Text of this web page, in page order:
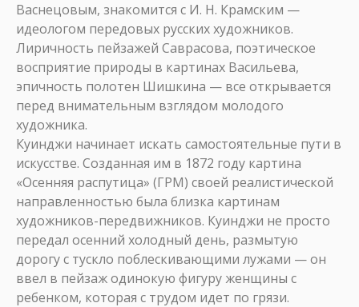
Васнецовым, знакомится с И. Н. Крамским —
идеологом передовых русских художников.
Лиричность пейзажей Саврасова, поэтическое
восприятие природы в картинах Васильева,
эпичность полотен Шишкина — все открывается
перед внимательным взглядом молодого
художника.
Куинджи начинает искать самостоятельные пути в
искусстве. Созданная им в 1872 году картина
«Осенняя распутица» (ГРМ) своей реалистической
направленностью была близка картинам
художников-передвижников. Куинджи не просто
передал осенний холодный день, размытую
дорогу с тускло поблескивающими лужами — он
ввел в пейзаж одинокую фигуру женщины с
ребенком, которая с трудом идет по грязи.